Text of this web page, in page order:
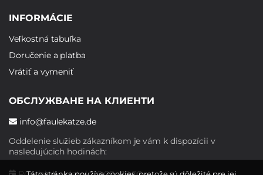
INFORMÁCIE
Veľkostná tabuľka
Doručenie a platba
Vrátiť a vymeniť
ОБСЛУЖВАНЕ НА КЛИЕНТИ
info@faulekatze.de
Oddelenie služieb zákazníkom je vám k dispozícii v
nasledujúcich hodinách: